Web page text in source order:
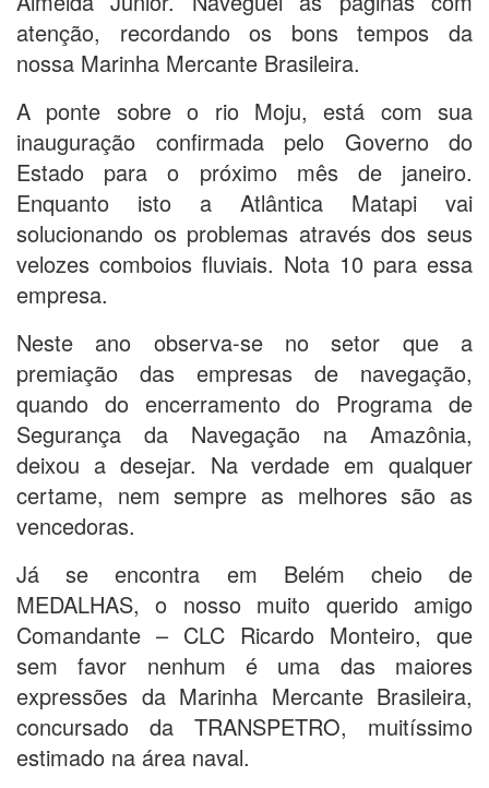
atenção, recordando os bons tempos da
nossa Marinha Mercante Brasileira.
A ponte sobre o rio Moju, está com sua
inauguração confirmada pelo Governo do
Estado para o próximo mês de janeiro.
Enquanto isto a Atlântica Matapi vai
solucionando os problemas através dos seus
velozes comboios fluviais. Nota 10 para essa
empresa.
Neste ano observa-se no setor que a
premiação das empresas de navegação,
quando do encerramento do Programa de
Segurança da Navegação na Amazônia,
deixou a desejar. Na verdade em qualquer
certame, nem sempre as melhores são as
vencedoras.
Já se encontra em Belém cheio de
MEDALHAS, o nosso muito querido amigo
Comandante – CLC Ricardo Monteiro, que
sem favor nenhum é uma das maiores
expressões da Marinha Mercante Brasileira,
concursado da TRANSPETRO, muitíssimo
estimado na área naval.